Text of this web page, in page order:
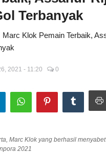
Terbanyak
Marc Klok Pemain Terbaik,
2021 - 11:20 0
Marc Klok yang berhasil
2021